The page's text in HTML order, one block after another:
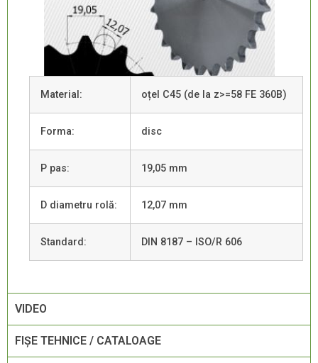
Material: oțel C45 (de la z>=58 FE 360B)
Forma: disc
P pas: 19,05 mm
D diametru rolă: 12,07 mm
Standard: DIN 8187 – ISO/R 606
VIDEO
FIŞE TEHNICE / CATALOAGE